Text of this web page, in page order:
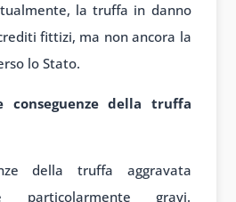
la truffa in danno
fittizi, ma non ancora la
lo Stato.
conseguenze della truffa
della truffa aggravata
particolarmente gravi.